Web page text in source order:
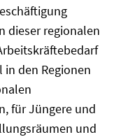
dieser regionalen
den Regionen
für Jüngere und
und